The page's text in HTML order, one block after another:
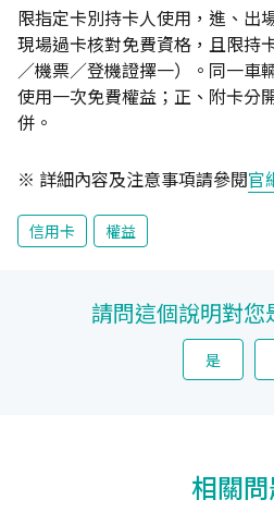
限指定卡別持卡人使用，進、出
現場過卡核對免費資格，且限持
／機票／登機證擇一）。同一車
使用一次免費權益；正、附卡分
併。
※ 詳細內容及注意事項請參閱官
信用卡 權益
請問這個說明對您
是
相關